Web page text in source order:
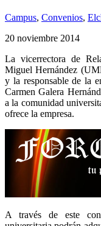
Campus, Convenios,
20 noviembre 2014
La vicerrectora de
Miguel Hernández
y la responsable de la
Carmen Galera
a la comunidad
ofrece la empresa.
A través de este